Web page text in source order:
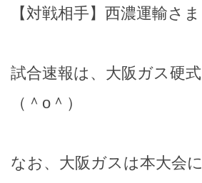
【対戦相手】西濃運輸さ
試合速報は、大阪ガス硬
（＾o＾）
なお、大阪ガスは本大会